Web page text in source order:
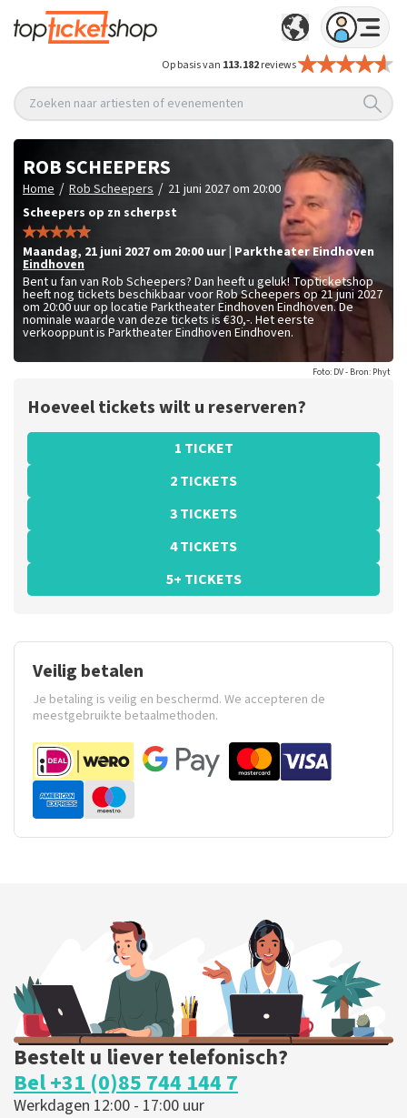
Op basis van 113.182reviews
Zoeken naar artiesten of evenementen
ROB SCHEEPERS
Home / Rob Scheepers / 21 juni 2027 om 20:00
Scheepers op zn scherpst
maandag, 21 juni 2027 om 20:00 uur Parktheater Eindhoven
Eindhoven
Bent u fan van Rob Scheepers? Dan heeft u geluk! Topticketshop
heeft nog tickets beschikbaar voor Rob Scheepers op 21 juni 2027
om 20:00 uur op locatie Parktheater Eindhoven Eindhoven. De
nominale waarde van deze tickets is €30,-. Het eerste
verkooppunt is Parktheater Eindhoven Eindhoven.
Foto: DV - Bron: Phyt
Hoeveel tickets wilt u reserveren?
1 TICKET
2 TICKETS
3 TICKETS
4 TICKETS
5+ TICKETS
Veilig betalen
Je betaling is veilig en beschermd. We accepteren de
meestgebruikte betaalmethoden.
Bestelt u liever telefonisch?
Bel +31 (0)85 744 144 7
Werkdagen 12:00 - 17:00 uur